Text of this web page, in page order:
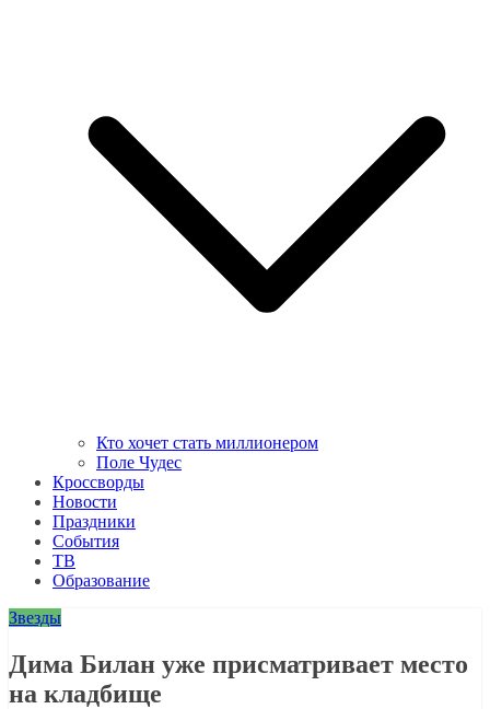
Кто хочет стать миллионером
Поле Чудес
Кроссворды
Новости
Праздники
События
ТВ
Образование
Звезды
Дима Билан уже присматривает место
на кладбище